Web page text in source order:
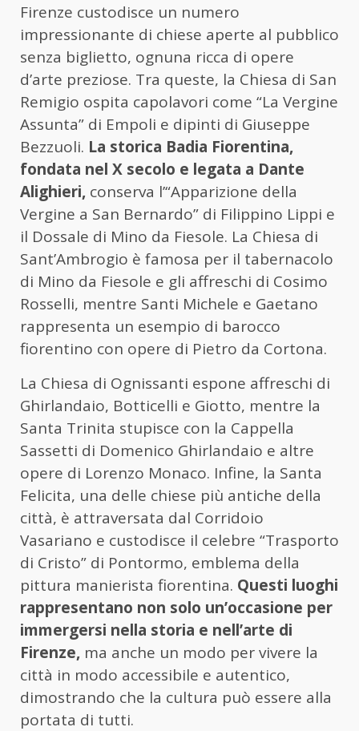
Firenze custodisce un numero
impressionante di chiese aperte al pubblico
senza biglietto, ognuna ricca di opere
d’arte preziose. Tra queste, la Chiesa di San
Remigio ospita capolavori come “La Vergine
Assunta” di Empoli e dipinti di Giuseppe
Bezzuoli. La storica Badia Fiorentina,
fondata nel X secolo e legata a Dante
Alighieri, conserva l’“Apparizione della
Vergine a San Bernardo” di Filippino Lippi e
il Dossale di Mino da Fiesole. La Chiesa di
Sant’Ambrogio è famosa per il tabernacolo
di Mino da Fiesole e gli affreschi di Cosimo
Rosselli, mentre Santi Michele e Gaetano
rappresenta un esempio di barocco
fiorentino con opere di Pietro da Cortona.
La Chiesa di Ognissanti espone affreschi di
Ghirlandaio, Botticelli e Giotto, mentre la
Santa Trinita stupisce con la Cappella
Sassetti di Domenico Ghirlandaio e altre
opere di Lorenzo Monaco. Infine, la Santa
Felicita, una delle chiese più antiche della
città, è attraversata dal Corridoio
Vasariano e custodisce il celebre “Trasporto
di Cristo” di Pontormo, emblema della
pittura manierista fiorentina. Questi luoghi
rappresentano non solo un’occasione per
immergersi nella storia e nell’arte di
Firenze, ma anche un modo per vivere la
città in modo accessibile e autentico,
dimostrando che la cultura può essere alla
portata di tutti.